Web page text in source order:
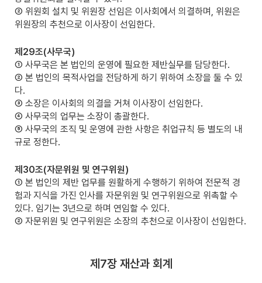
② 위원회 설치 및 위원장 선임은 이사회에서 의결하며, 위원은
위원장의 추천으로 이사장이 선임한다.
제29조(사무국)
① 사무국은 본 법인의 운영에 필요한 제반실무를 담당한다.
② 본 법인의 목적사업을 전담하게 하기 위하여 소장을 둘 수 있
다.
③ 소장은 이사회의 의결을 거쳐 이사장이 선임한다.
④ 사무국의 업무는 소장이 총괄한다.
⑤ 사무국의 조직 및 운영에 관한 사항은 취업규칙 등 별도의 내
규로 정한다.
제30조(자문위원 및 연구위원)
① 본 법인의 제반 업무를 원활하게 수행하기 위하여 전문적 경
험과 지식을 가진 인사를 자문위원 및 연구위원으로 위촉할 수
있다. 임기는 3년으로 하며 연임할 수 있다.
② 자문위원 및 연구위원은 소장의 추천으로 이사장이 선임한다.
제7장 재산과 회계